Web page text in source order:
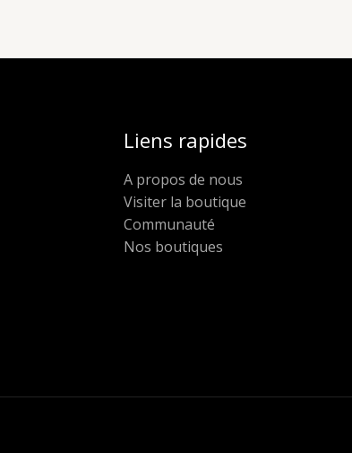
Liens rapides
A propos de nous
Visiter la boutique
Communauté
Nos boutiques